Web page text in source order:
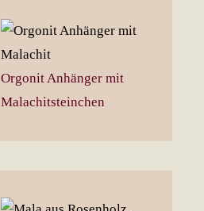
Orgonit Anhänger mit
Malachitsteinchen